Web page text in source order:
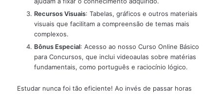
Recursos Visuais: Tabelas, gráficos e outros materiais
visuais que facilitam a compreensão de temas mais
complexos.
Bônus Especial: Acesso ao nosso Curso Online Básico
para Concursos, que inclui videoaulas sobre matérias
fundamentais, como português e raciocínio lógico.
Estudar nunca foi tão eficiente! Ao invés de passar horas